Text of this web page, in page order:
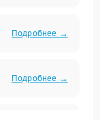
Подробнее →
Подробнее →